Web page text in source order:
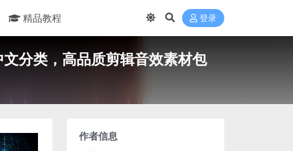
精品教程 登录
分类，高品质剪辑音效素材包
作者信息